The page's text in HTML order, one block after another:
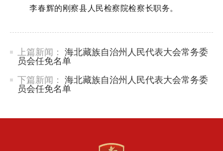
李春辉的刚察县人民检察院检察长职务。
上篇新闻：
海北藏族自治州人民代表大会常务委
员会任免名单
下篇新闻：
海北藏族自治州人民代表大会常务委
员会任免名单